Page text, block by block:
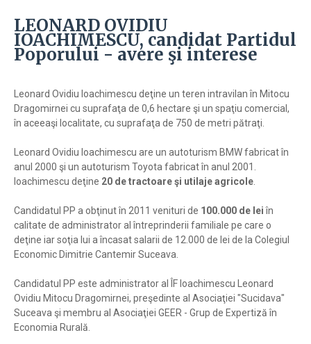
LEONARD OVIDIU
IOACHIMESCU, candidat Partidul
Poporului - avere şi interese
Leonard Ovidiu Ioachimescu deţine un teren intravilan în Mitocu
Dragomirnei cu suprafaţa de 0,6 hectare şi un spaţiu comercial,
în aceeaşi localitate, cu suprafaţa de 750 de metri pătraţi.
Leonard Ovidiu Ioachimescu are un autoturism BMW fabricat în
anul 2000 şi un autoturism Toyota fabricat în anul 2001.
Ioachimescu deţine 20 de tractoare şi utilaje agricole
Candidatul PP a obţinut în 2011 venituri de 100.000 de leiîn
calitate de administrator al întreprinderii familiale pe care o
deţine iar soţia lui a încasat salarii de 12.000 de lei de la Colegiul
Economic Dimitrie Cantemir Suceava.
Candidatul PP este administrator al ÎF Ioachimescu Leonard
Ovidiu Mitocu Dragomirnei, preşedinte al Asociaţiei "Sucidava"
Suceava şi membru al Asociaţiei GEER - Grup de Expertiză în
Economia Rurală.